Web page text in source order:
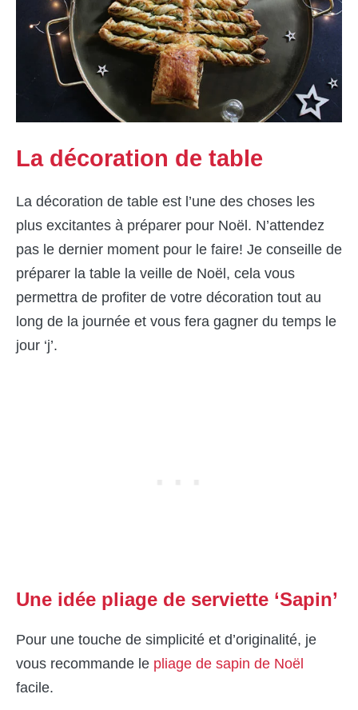
La décoration de table
La décoration de table est l’une des choses les
plus excitantes à préparer pour Noël. N’attendez
pas le dernier moment pour le faire! Je conseille de
préparer la table la veille de Noël, cela vous
permettra de profiter de votre décoration tout au
long de la journée et vous fera gagner du temps le
jour ‘j’.
Une idée pliage de serviette ‘Sapin’
Pour une touche de simplicité et d’originalité, je
vous recommande le pliage de sapin de Noël
facile.